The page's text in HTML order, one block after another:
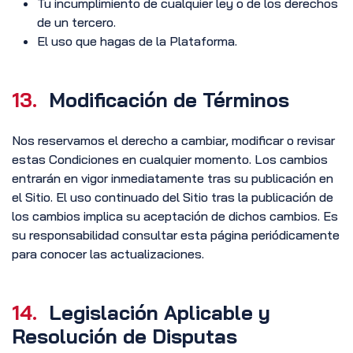
Tu incumplimiento de cualquier ley o de los derechos
de un tercero.
El uso que hagas de la Plataforma.
13. Modificación de Términos
Nos reservamos el derecho a cambiar, modificar o revisar
estas Condiciones en cualquier momento. Los cambios
entrarán en vigor inmediatamente tras su publicación en
el Sitio. El uso continuado del Sitio tras la publicación de
los cambios implica su aceptación de dichos cambios. Es
su responsabilidad consultar esta página periódicamente
para conocer las actualizaciones.
14. Legislación Aplicable y
Resolución de Disputas